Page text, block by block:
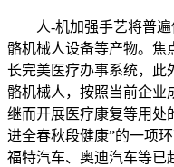
人-机加强手艺将普遍
骼机械人设备等产物。
长完美医疗办事系统，此
骼机械人，按照当前企业
继而开展医疗康复等用处
进全春秋段健康”的一项
福特汽车、奥迪汽车等已